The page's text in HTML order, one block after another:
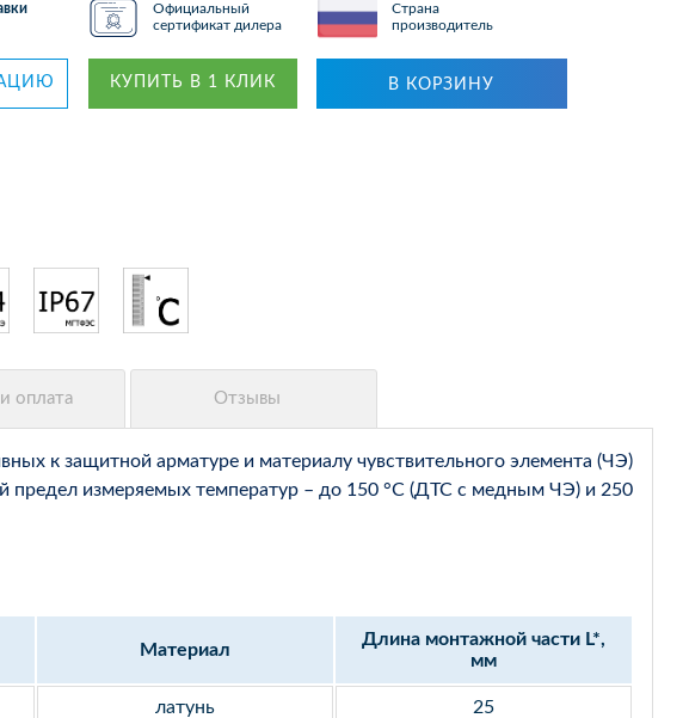
Официальный
сертификат дилера
Страна
производитель
КУПИТЬ В 1 КЛИК В КОРЗИНУ
к защитной арматуре и материалу чувствительного элемента (ЧЭ)
предел измеряемых температур – до 150 °С (ДТС с медным ЧЭ) и 250
Материал
Длина монтажной части L*,
мм
латунь 25